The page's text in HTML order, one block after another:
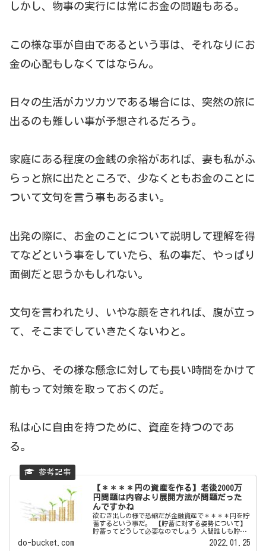
しかし、物事の実行には常にお金の問題もある。
この様な事が自由であるという事は、それなりにお
金の心配もしなくてはならん。
日々の生活がカツカツである場合には、突然の旅に
出るのも難しい事が予想されるだろう。
家庭にある程度の金銭の余裕があれば、妻も私がふ
らっと旅に出たところで、少なくともお金のことに
ついて文句を言う事もあるまい。
出発の際に、お金のことについて説明して理解を得
てなどという事をしていたら、私の事だ、やっぱり
面倒だと思うかもしれない。
文句を言われたり、いやな顔をされれば、腹が立っ
て、そこまでしていきたくないわと。
だから、その様な懸念に対しても長い時間をかけて
前もって対策を取っておくのだ。
私は心に自由を持つために、資産を持つのであ
る。
【＊＊＊＊円の資産を作る】老後2000万
円問題は内容より展開方法が問題だった
んですかね
欲むき出しの様で恐縮だが金融資産で＊＊＊＊円を貯
蓄するという事だ。 【貯蓄に対する姿勢について】
貯蓄ってどうして必要なのでしょう 人間誰しも貯蓄
do-bucket.com 2022.01.25